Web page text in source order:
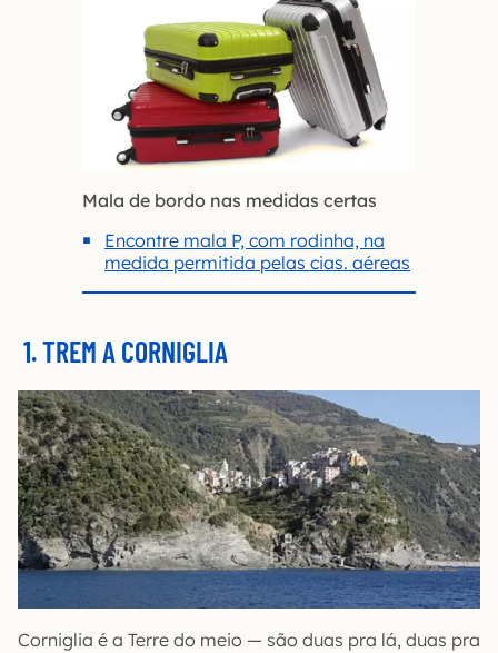
Mala de bordo nas medidas certas
Encontre mala P, com rodinha, na
medida permitida pelas cias. aéreas
1. TREM A CORNIGLIA
Corniglia é a Terre do meio — são duas pra lá, duas pra